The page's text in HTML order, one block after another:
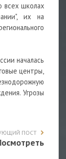
всех школах
их на
началась
центры,
Угрозы
ПОСТ